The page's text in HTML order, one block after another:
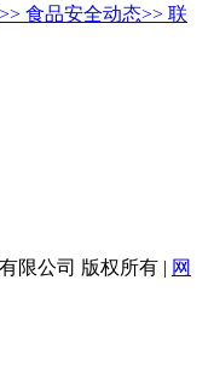
>> 食品安全动态>> 联
限公司 版权所有 | 网